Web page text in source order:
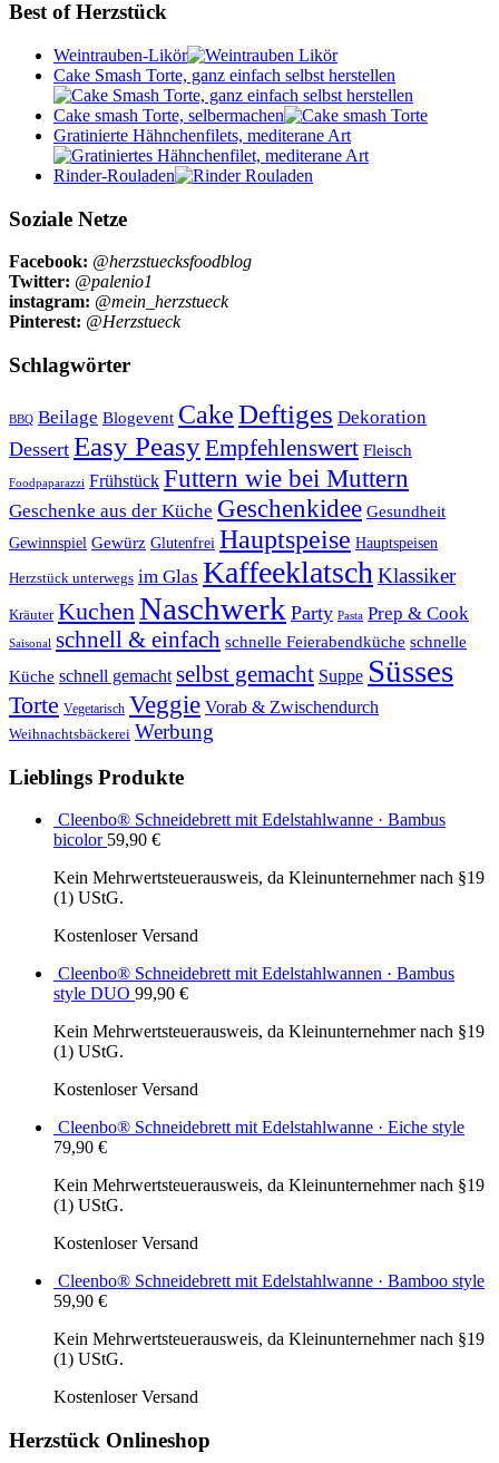
Best of Herzstück
Weintrauben-Likör
Cake Smash Torte, ganz einfach selbst herstellen
Cake smash Torte, selbermachen
Gratinierte Hähnchenfilets, mediterane Art
Rinder-Rouladen
Soziale Netze
Facebook: @herzstuecksfoodblog
Twitter: @palenio1
instagram: @mein_herzstueck
Pinterest: @Herzstueck
Schlagwörter
BBQ Beilage Blogevent CakeDeftiges Dekoration
Dessert Easy PeasyEmpfehlenswert Fleisch
Foodpaparazzi Frühstück Futtern wie bei Muttern
Geschenke aus der Küche Geschenkidee Gesundheit
Gewinnspiel Gewürz Glutenfrei Hauptspeise Hauptspeisen
Herzstück unterwegs im Glas Kaffeeklatsch Klassiker
Kräuter Kuchen Naschwerk Party Pasta Prep & Cook
Saisonal schnell & einfach schnelle Feierabendküche schnelle
Küche schnell gemacht selbst gemacht Suppe Süsses
Torte Vegetarisch Veggie Vorab & Zwischendurch
Weihnachtsbäckerei Werbung
Lieblings Produkte
Cleenbo® Schneidebrett mit Edelstahlwanne · Bambus
bicolor 59,90 €
Kein Mehrwertsteuerausweis, da Kleinunternehmer nach §19
(1) UStG.
Kostenloser Versand
Cleenbo® Schneidebrett mit Edelstahlwannen · Bambus
style DUO 99,90 €
Kein Mehrwertsteuerausweis, da Kleinunternehmer nach §19
(1) UStG.
Kostenloser Versand
Cleenbo® Schneidebrett mit Edelstahlwanne · Eiche style
79,90 €
Kein Mehrwertsteuerausweis, da Kleinunternehmer nach §19
(1) UStG.
Kostenloser Versand
Cleenbo® Schneidebrett mit Edelstahlwanne · Bamboo style
59,90 €
Kein Mehrwertsteuerausweis, da Kleinunternehmer nach §19
(1) UStG.
Kostenloser Versand
Herzstück Onlineshop